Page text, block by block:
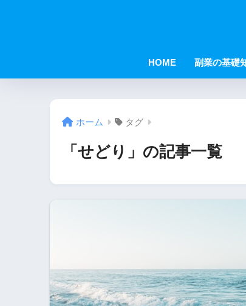
HOME 副業の基礎
ホーム タグ
「せどり」の記事一覧